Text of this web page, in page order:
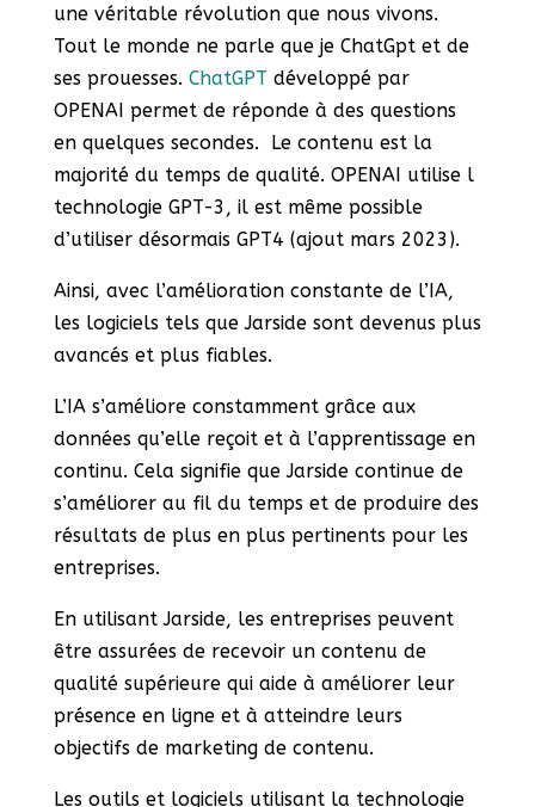
une véritable révolution que nous vivons.
Tout le monde ne parle que je ChatGpt et de
ses prouesses. ChatGPT développé par
OPENAI permet de réponde à des questions
en quelques secondes. Le contenu est la
majorité du temps de qualité. OPENAI utilise l
technologie GPT-3, il est même possible
d’utiliser désormais GPT4 (ajout mars 2023).
Ainsi, avec l’amélioration constante de l’IA,
les logiciels tels que Jarside sont devenus plus
avancés et plus fiables.
L’IA s’améliore constamment grâce aux
données qu’elle reçoit et à l’apprentissage en
continu. Cela signifie que Jarside continue de
s’améliorer au fil du temps et de produire des
résultats de plus en plus pertinents pour les
entreprises.
En utilisant Jarside, les entreprises peuvent
être assurées de recevoir un contenu de
qualité supérieure qui aide à améliorer leur
présence en ligne et à atteindre leurs
objectifs de marketing de contenu.
Les outils et logiciels utilisant la technologie